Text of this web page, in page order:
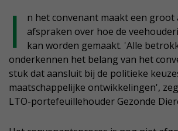
I
n het convenant maakt een
afspraken over hoe de
kan worden gemaakt. 'Alle
onderkennen het belang van het
stuk dat aansluit bij de politieke
maatschappelijke ontwikkelingen',
LTO-portefeuillehouder Gezonde